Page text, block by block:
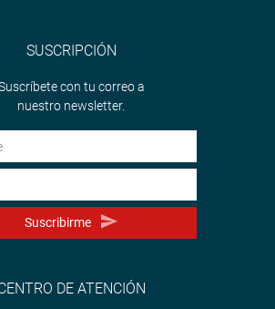
SUSCRIPCIÓN
con tu correo a
nuestro newsletter.
Suscribirme
DE ATENCIÓN